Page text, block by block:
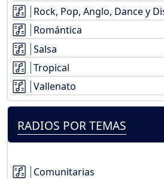
Rock, Pop, Anglo, Dance y
Romántica
Salsa
Tropical
Vallenato
RADIOS POR TEMAS
Comunitarias